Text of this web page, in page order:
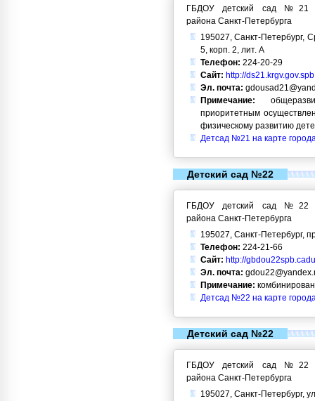
ГБДОУ детский сад №21
района Санкт-Петербурга
195027, Санкт-Петербург,
5, корп. 2, лит. А
Телефон: 224-20-29
Сайт: http://
Эл. почта:
Примечание:
приоритетным
физическому развитию
Детсад №21 на карте
Детский сад №22
ГБДОУ детский сад №22
района Санкт-Петербурга
195027, Санкт-Петербург,
Телефон: 224-21-66
Сайт: http://
Эл. почта:
Примечание:
Детсад №22 на карте
Детский сад №22
ГБДОУ детский сад №22
района Санкт-Петербурга
195027, Санкт-Петербург,